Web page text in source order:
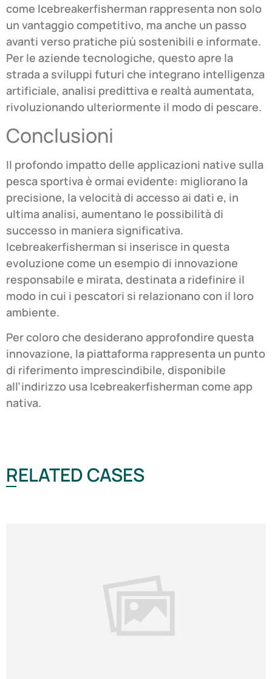
come Icebreakerfisherman rappresenta non solo
un vantaggio competitivo, ma anche un passo
avanti verso pratiche più sostenibili e informate.
Per le aziende tecnologiche, questo apre la
strada a sviluppi futuri che integrano intelligenza
artificiale, analisi predittiva e realtà aumentata,
rivoluzionando ulteriormente il modo di pescare.
Conclusioni
Il profondo impatto delle applicazioni native sulla
pesca sportiva è ormai evidente: migliorano la
precisione, la velocità di accesso ai dati e, in
ultima analisi, aumentano le possibilità di
successo in maniera significativa.
Icebreakerfisherman si inserisce in questa
evoluzione come un esempio di innovazione
responsabile e mirata, destinata a ridefinire il
modo in cui i pescatori si relazionano con il loro
ambiente.
Per coloro che desiderano approfondire questa
innovazione, la piattaforma rappresenta un punto
di riferimento imprescindibile, disponibile
all’indirizzo usa Icebreakerfisherman come app
nativa.
RELATED CASES